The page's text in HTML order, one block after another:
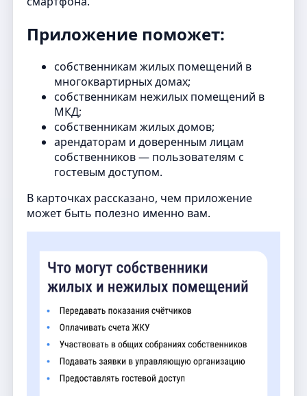
Приложение поможет:
собственникам жилых помещений в
многоквартирных домах;
собственникам нежилых помещений в
МКД;
собственникам жилых домов;
арендаторам и доверенным лицам
собственников — пользователям с
гостевым доступом.
В карточках рассказано, чем приложение
может быть полезно именно вам.